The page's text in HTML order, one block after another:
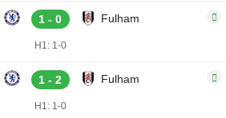
1 - 0 Fulham
H1: 1-0
1 - 2 Fulham
H1: 1-0